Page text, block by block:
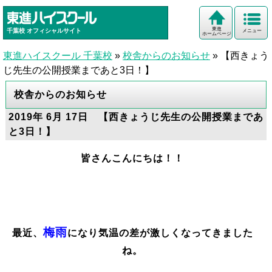
千葉校 オフィシャルサイト メニュー
東進
ホームページ
東進ハイスクール 千葉校 » 校舎からのお知らせ »
【西きょう
じ先生の公開授業まであと3日！】
校舎からのお知らせ
2019年 6月 17日 【西きょうじ先生の公開授業まであ
と3日！】
皆さんこんにちは！！
最近、梅雨になり気温の差が激しくなってきました
ね。